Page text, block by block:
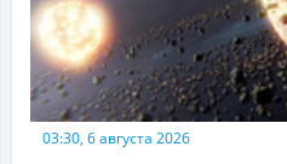
03:30, 6 августа 2026